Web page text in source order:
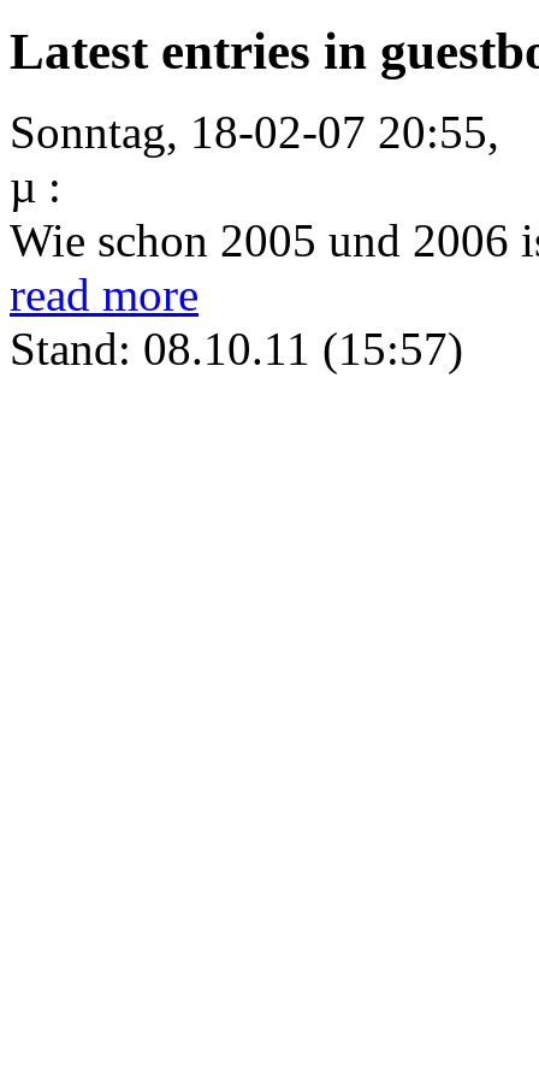
Latest entries in
Sonntag, 18-02-07 20:55,
µ :
Wie schon 2005 und 2006
read more
Stand: 08.10.11 (15:57)